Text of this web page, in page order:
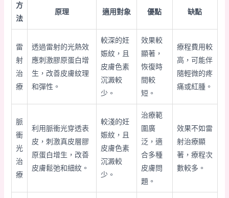
方
法
原理 適用對象 優點 缺點
雷
射
治
療
透過雷射的光熱效
應刺激膠原蛋白增
生，改善皮膚紋理
和彈性。
較深的妊
娠紋，且
皮膚色素
沉澱較
少。
效果較
顯著，
恢復時
間較
短。
療程費用較
高，可能伴
隨輕微的疼
痛或紅腫。
脈
衝
光
治
療
利用脈衝光穿透表
皮，刺激真皮層膠
原蛋白增生，改善
皮膚鬆弛和細紋。
較淺的妊
娠紋，且
皮膚色素
沉澱較
少。
治療範
圍廣
泛，適
合多種
皮膚問
題。
效果不如雷
射治療顯
著，療程次
數較多。